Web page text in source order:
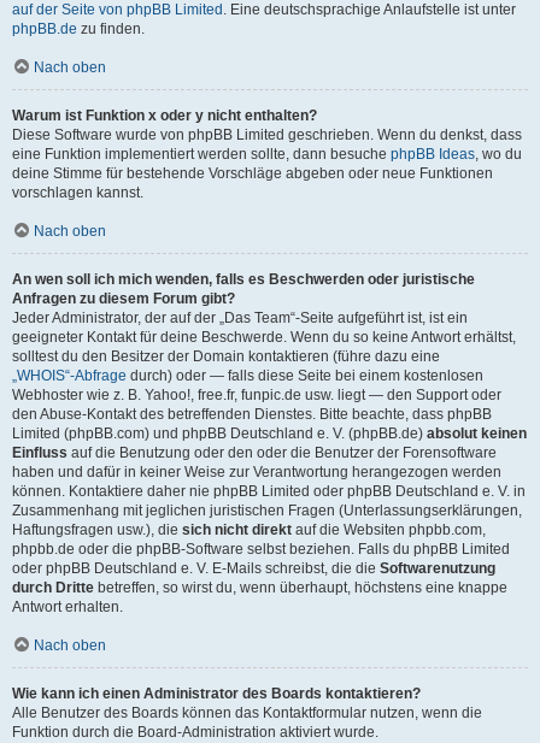
auf der Seite von phpBB Limited . Eine deutschsprachige Anlaufstelle ist unter
phpBB.de zu finden.
Nach oben
Warum ist Funktion x oder y nicht enthalten?
Diese Software wurde von phpBB Limited geschrieben. Wenn du denkst, dass
eine Funktion implementiert werden sollte, dann besuche phpBB Ideas, wo du
deine Stimme für bestehende Vorschläge abgeben oder neue Funktionen
vorschlagen kannst.
Nach oben
An wen soll ich mich wenden, falls es Beschwerden oder juristische
Anfragen zu diesem Forum gibt?
Jeder Administrator, der auf der „Das Team“-Seite aufgeführt ist, ist ein
geeigneter Kontakt für deine Beschwerde. Wenn du so keine Antwort erhältst,
solltest du den Besitzer der Domain kontaktieren (führe dazu eine
„WHOIS“-Abfrage durch) oder — falls diese Seite bei einem kostenlosen
Webhoster wie z. B. Yahoo!, free.fr, funpic.de usw. liegt — den Support oder
den Abuse-Kontakt des betreffenden Dienstes. Bitte beachte, dass phpBB
Limited (phpBB.com) und phpBB Deutschland e. V. (phpBB.de) absolut keinen
Einfluss auf die Benutzung oder den oder die Benutzer der Forensoftware
haben und dafür in keiner Weise zur Verantwortung herangezogen werden
können. Kontaktiere daher nie phpBB Limited oder phpBB Deutschland e. V. in
Zusammenhang mit jeglichen juristischen Fragen (Unterlassungserklärungen,
Haftungsfragen usw.), die sich nicht direkt auf die Websiten phpbb.com,
phpbb.de oder die phpBB-Software selbst beziehen. Falls du phpBB Limited
oder phpBB Deutschland e. V. E-Mails schreibst, die die Softwarenutzung
durch Dritte betreffen, so wirst du, wenn überhaupt, höchstens eine knappe
Antwort erhalten.
Nach oben
Wie kann ich einen Administrator des Boards kontaktieren?
Alle Benutzer des Boards können das Kontaktformular nutzen, wenn die
Funktion durch die Board-Administration aktiviert wurde.